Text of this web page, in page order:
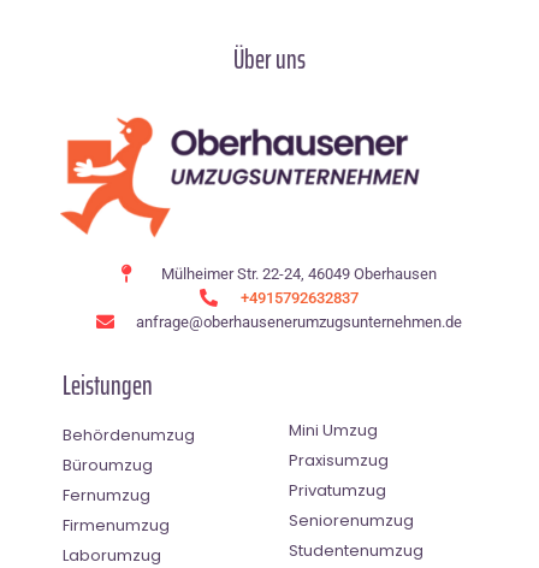
Über uns
Mülheimer Str. 22-24, 46049 Oberhausen
+4915792632837
anfrage@oberhausenerumzugsunternehmen.de
Leistungen
Behördenumzug
Büroumzug
Fernumzug
Firmenumzug
Laborumzug
Mini Umzug
Praxisumzug
Privatumzug
Seniorenumzug
Studentenumzug